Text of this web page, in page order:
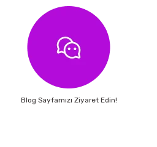
Blog Sayfamızı Ziyaret Edin!